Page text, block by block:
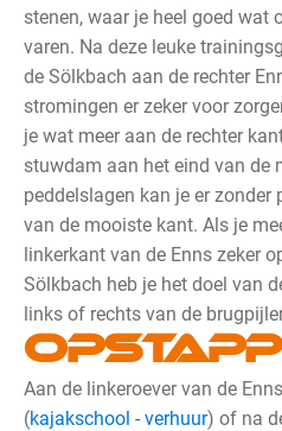
stenen, waar je heel goed wat
varen. Na deze leuke
de Sölkbach aan de rechter
stromingen er zeker voor
je wat meer aan de rechter
stuwdam aan het eind van de
peddelslagen kan je er zonder
van de mooiste kant. Als je
linkerkant van de Enns zeker
Sölkbach heb je het doel van
links of rechts van de
Aan de linkeroever van de
(kajakschool - verhuur) of na